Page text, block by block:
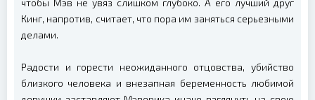
Кинг, напротив, считает, что пора им заняться серьезными
делами.
Радости и горести неожиданного отцовства, убийство
близкого человека и внезапная беременность любимой